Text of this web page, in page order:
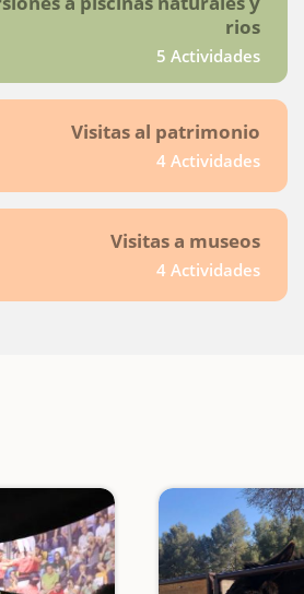
rios
5 Actividades
Visitas al patrimonio
4 Actividades
Visitas a museos
4 Actividades